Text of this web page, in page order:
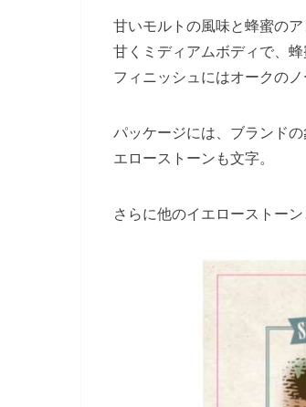
甘いモルトの風味と蜂蜜のア
甘くミディアムボディで、
フィニッシュにはオークの
パッケージには、ブランド
エローストーンも文字。
さらに他のイエローストー